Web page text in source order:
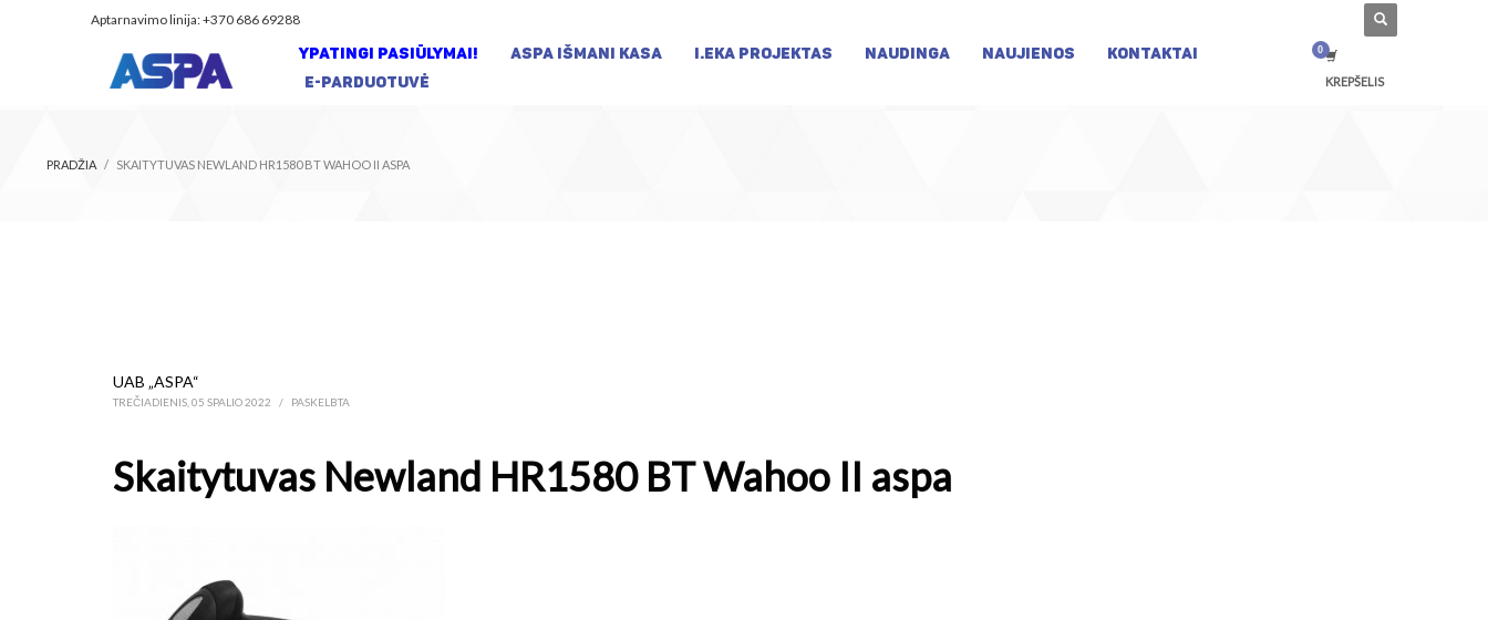
Aptarnavimo linija: +370 686 69288
YPATINGI PASIŪLYMAI! ASPA IŠMANI KASA I.EKA PROJEKTAS NAUDINGA NAUJIENOS
KONTAKTAI
E-PARDUOTUVĖ
KREPŠELIS
PRADŽIA SKAITYTUVAS NEWLAND HR1580 BT WAHOO II ASPA
UAB „ASPA“
TREČIADIENIS, 05 SPALIO 2022 / PASKELBTA
Skaitytuvas Newland HR1580 BT Wahoo II aspa